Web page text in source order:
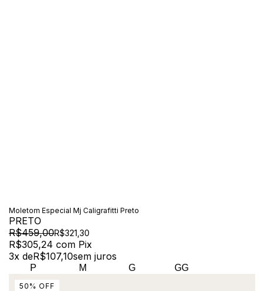
Moletom Especial Mj Caligrafitti Preto
PRETO
R$459,00R$321,30
R$305,24 com Pix
3x deR$107,10sem juros
P M G GG
50 % OFF